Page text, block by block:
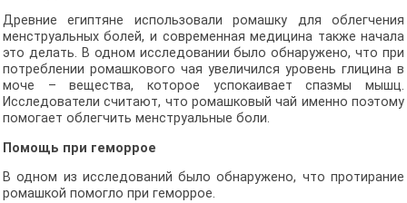
Древние египтяне использовали ромашку для облегчения
менструальных болей, и современная медицина также начала
это делать. В одном исследовании было обнаружено, что при
потреблении ромашкового чая увеличился уровень глицина в
моче – вещества, которое успокаивает спазмы мышц.
Исследователи считают, что ромашковый чай именно поэтому
помогает облегчить менструальные боли.
Помощь при геморрое
В одном из исследований было обнаружено, что протирание
ромашкой помогло при геморрое.